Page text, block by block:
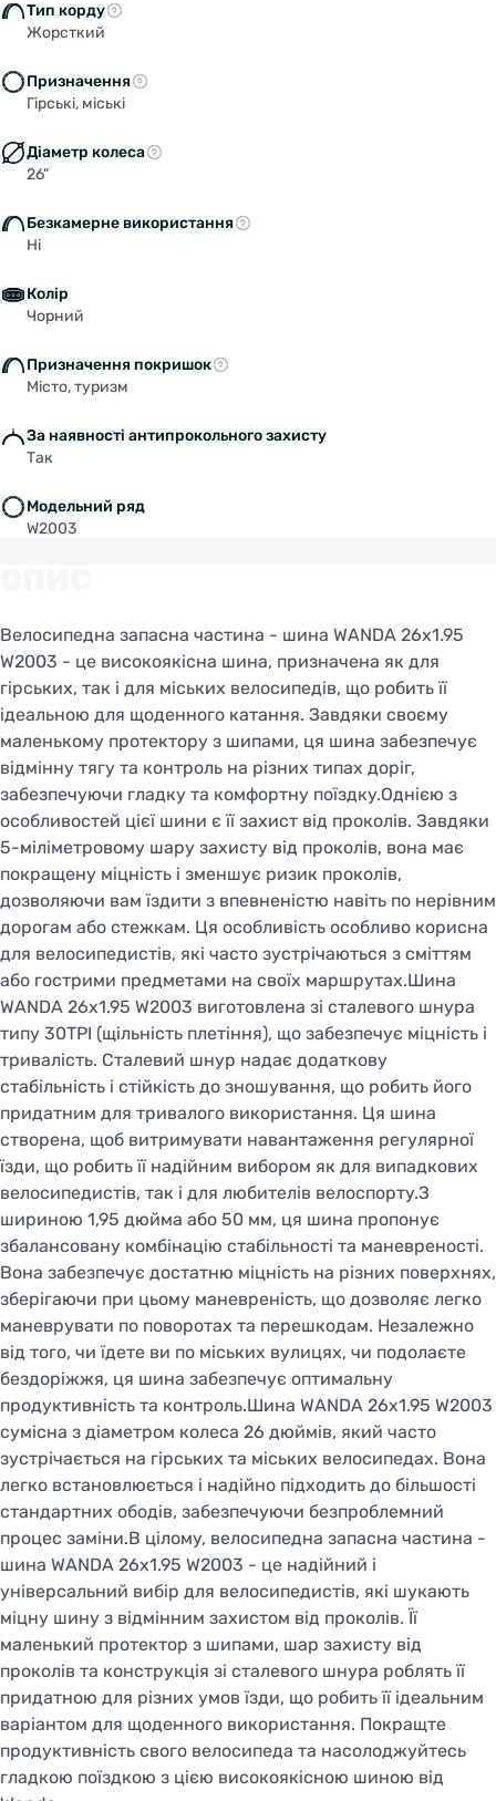
Тип корду
Жорсткий
Призначення
Гірські, міські
Діаметр колеса
26"
Безкамерне використання
Ні
Колір
Чорний
Призначення покришок
Місто, туризм
За наявності антипрокольного захисту
Так
Модельний ряд
W2003
Велосипедна запасна частина - шина WANDA 26x1.95
W2003 - це високоякісна шина, призначена як для
гірських, так і для міських велосипедів, що робить її
ідеальною для щоденного катання. Завдяки своєму
маленькому протектору з шипами, ця шина забезпечує
відмінну тягу та контроль на різних типах доріг,
забезпечуючи гладку та комфортну поїздку.Однією з
особливостей цієї шини є її захист від проколів. Завдяки
5-міліметровому шару захисту від проколів, вона має
покращену міцність і зменшує ризик проколів,
дозволяючи вам їздити з впевненістю навіть по нерівним
дорогам або стежкам. Ця особливість особливо корисна
для велосипедистів, які часто зустрічаються з сміттям
або гострими предметами на своїх маршрутах.Шина
WANDA 26x1.95 W2003 виготовлена зі сталевого шнура
типу 30TPI (щільність плетіння), що забезпечує міцність і
тривалість. Сталевий шнур надає додаткову
стабільність і стійкість до зношування, що робить його
придатним для тривалого використання. Ця шина
створена, щоб витримувати навантаження регулярної
їзди, що робить її надійним вибором як для випадкових
велосипедистів, так і для любителів велоспорту.З
шириною 1,95 дюйма або 50 мм, ця шина пропонує
збалансовану комбінацію стабільності та маневреності.
Вона забезпечує достатню міцність на різних поверхнях,
зберігаючи при цьому маневреність, що дозволяє легко
маневрувати по поворотах та перешкодам. Незалежно
від того, чи їдете ви по міських вулицях, чи подолаєте
бездоріжжя, ця шина забезпечує оптимальну
продуктивність та контроль.Шина WANDA 26x1.95 W2003
сумісна з діаметром колеса 26 дюймів, який часто
зустрічається на гірських та міських велосипедах. Вона
легко встановлюється і надійно підходить до більшості
стандартних ободів, забезпечуючи безпроблемний
процес заміни.В цілому, велосипедна запасна частина -
шина WANDA 26x1.95 W2003 - це надійний і
універсальний вибір для велосипедистів, які шукають
міцну шину з відмінним захистом від проколів. Її
маленький протектор з шипами, шар захисту від
проколів та конструкція зі сталевого шнура роблять її
придатною для різних умов їзди, що робить її ідеальним
варіантом для щоденного використання. Покращте
продуктивність свого велосипеда та насолоджуйтесь
гладкою поїздкою з цією високоякісною шиною від
Do you want to switch to the Dutch version of the
STAY ON FACEBIKE.UA